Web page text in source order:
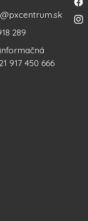
289
917 450 666